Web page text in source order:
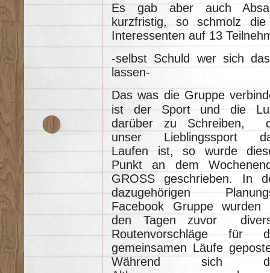
Es gab aber auch
kurzfristig, so schmolz
Interessenten auf 13
-selbst Schuld wer sich
lassen-
Das was die Gruppe
ist der Sport und die
darüber zu Schreiben,
unser Lieblingssport
Laufen ist, so wurde
Punkt an dem
GROSS geschrieben. In
dazugehörigen
Facebook Gruppe wurden
den Tagen zuvor
Routenvorschläge für
gemeinsamen Läufe
Während sich